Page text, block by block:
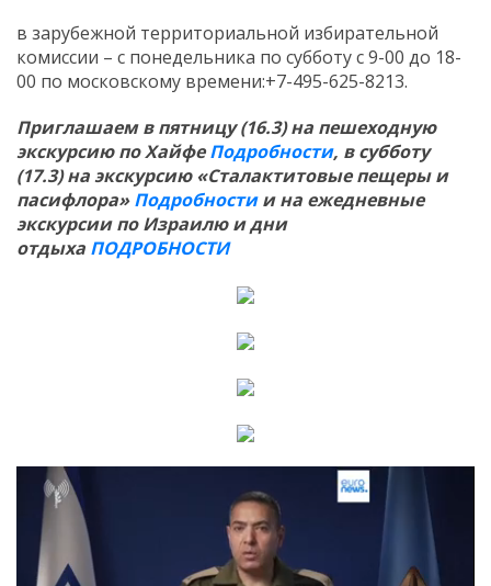
в зарубежной территориальной избирательной
комиссии – с понедельника по субботу с 9-00 до 18-
00 по московскому времени:+7-495-625-8213.
Приглашаем в пятницу (16.3) на пешеходную
экскурсию по ХайфеПодробности, в субботу
(17.3) на экскурсию «Cталактитовые пещеры и
пасифлора»Подробностии на ежедневные
экскурсии по Израилю и дни
отдыха ПОДРОБНОСТИ